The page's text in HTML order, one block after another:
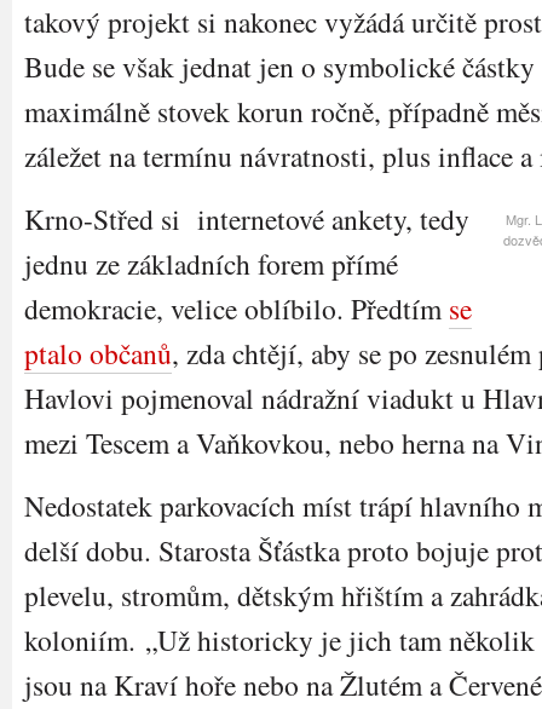
takový projekt si nakonec vyžádá určitě
Bude se však jednat jen o symbolické
maximálně stovek korun ročně, případně
záležet na termínu návratnosti, plus inflace
Mgr.
Krno-Střed si internetové ankety, tedy
jednu ze základních forem přímé
demokracie, velice oblíbilo. Předtím se
ptalo občanů, zda chtějí, aby se po
Havlovi pojmenoval nádražní viadukt u
mezi Tescem a Vaňkovkou, nebo herna na
Nedostatek parkovacích míst trápí hlavního
delší dobu. Starosta Šťástka proto bojuje
plevelu, stromům, dětským hřištím a
koloniím. „Už historicky je jich tam několik
jsou na Kraví hoře nebo na Žlutém a